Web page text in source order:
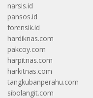
narsis.id
pansos.id
forensik.id
hardiknas.com
pakcoy.com
harpitnas.com
harkitnas.com
tangkubanperahu.com
sibolangit.com